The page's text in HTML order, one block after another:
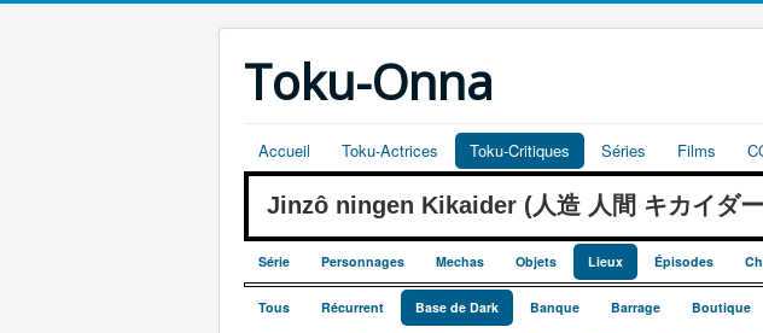
Toku-Onna
Accueil Toku-Actrices Toku-Critiques Séries Films
Jinzô ningen Kikaider (人造 人間 キカイダ
Série Personnages Mechas Objets Lieux Épisodes
Tous Récurrent Base de Dark Banque Barrage Boutique